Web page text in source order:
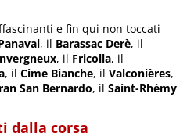
e fin qui non toccati
, il Barassac Derè, il
, il Fricolla, il
, ilCime Bianche, ilValconières,
San Bernardo, ilSaint-Rhémy
dalla corsa